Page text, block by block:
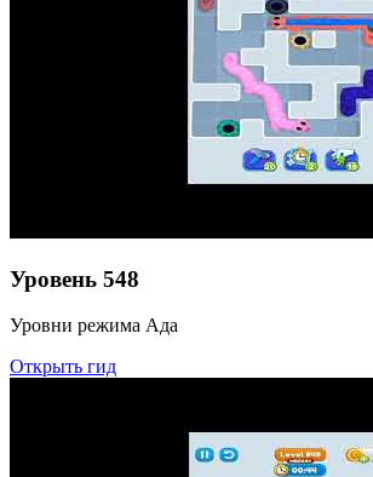
Уровень 548
Уровни режима Ада
Открыть гид